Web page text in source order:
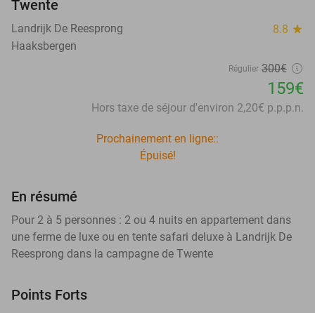
Twente
Landrijk De Reesprong 8.8 star
Haaksbergen
Régulier 300€
159€
Hors taxe de séjour d'environ 2,20€ p.p.p.n.
Prochainement en ligne::
Épuisé!
En résumé
Pour 2 à 5 personnes : 2 ou 4 nuits en appartement dans
une ferme de luxe ou en tente safari deluxe à Landrijk De
Reesprong dans la campagne de Twente
Points Forts